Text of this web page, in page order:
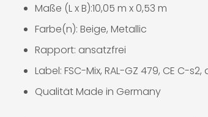
Maße (L x B):10,05 m x 0,53 m
Farbe(n): Beige, Metallic
Rapport: ansatzfrei
Label: FSC-Mix, RAL-GZ 479, CE C-s2,
Qualität Made in Germany